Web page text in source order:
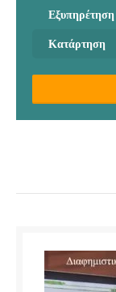
Εξυπηρέτηση
Κατάρτηση